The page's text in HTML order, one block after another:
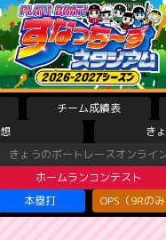
チーム成績表
き
きょうのボートレースオンライ
ホームランコンテスト
本塁打 OPS（9Rのみ